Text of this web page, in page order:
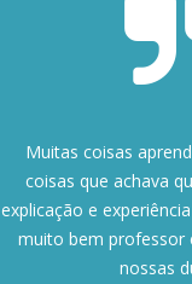
Muitas coisas
coisas que achava
explicação e
muito bem professor
nossas